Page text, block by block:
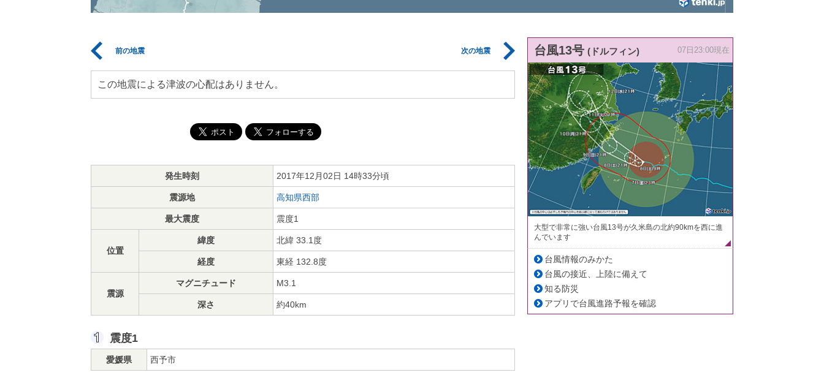
前の地震 次の地震
この地震による津波の心配はありません。
発生時刻 2017年12月02日 14時33分頃
震源地 高知県西部
最大震度 震度1
位置
緯度 北緯 33.1度
経度 東経 132.8度
震源
マグニチュード M3.1
深さ 約40km
震度1
愛媛県 西予市
台風13号 (ドルフィン) 07日23:00現在
大型で非常に強い台風13号が久米島の北約90kmを西に進
んでいます
台風情報のみかた
台風の接近、上陸に備えて
知る防災
アプリで台風進路予報を確認